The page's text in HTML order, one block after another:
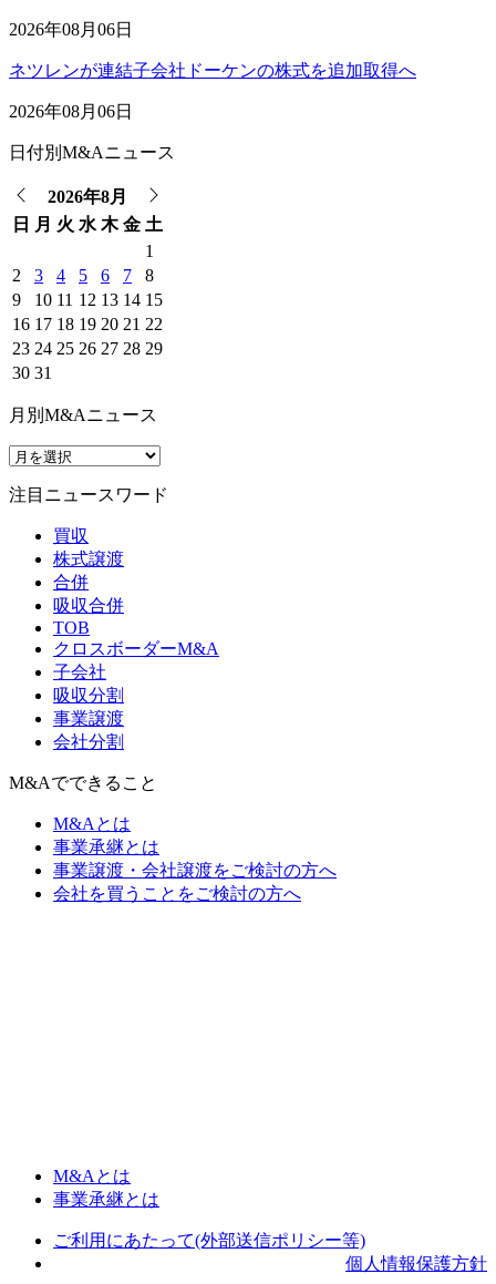
2026年08月06日
ネツレンが連結子会社ドーケンの株式を追加取得へ
2026年08月06日
日付別M&Aニュース
2026年8月
日
月 火 水 木 金 土
1
2
3 4 5 6 7
8
9
10 11 12 13 14 15
16 17 18 19 20 21 22
23 24 25 26 27 28 29
30 31
月別M&Aニュース
注目ニュースワード
買収
株式譲渡
合併
吸収合併
TOB
クロスボーダーM&A
子会社
吸収分割
事業譲渡
会社分割
M&Aでできること
M&Aとは
事業承継とは
事業譲渡・会社譲渡をご検討の方へ
会社を買うことをご検討の方へ
M&Aとは
事業承継とは
ご利用にあたって(外部送信ポリシー等)
個人情報保護方針